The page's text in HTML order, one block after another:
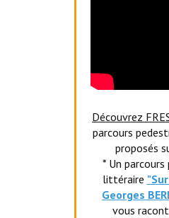
Découvrez
parcours
proposés
* Un
littéraire
Georges
vous